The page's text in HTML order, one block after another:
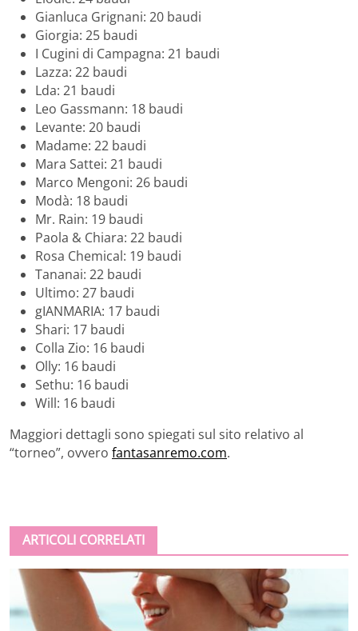
Gianluca Grignani: 20 baudi
Giorgia: 25 baudi
I Cugini di Campagna: 21 baudi
Lazza: 22 baudi
Lda: 21 baudi
Leo Gassmann: 18 baudi
Levante: 20 baudi
Madame: 22 baudi
Mara Sattei: 21 baudi
Marco Mengoni: 26 baudi
Modà: 18 baudi
Mr. Rain: 19 baudi
Paola & Chiara: 22 baudi
Rosa Chemical: 19 baudi
Tananai: 22 baudi
Ultimo: 27 baudi
gIANMARIA: 17 baudi
Shari: 17 baudi
Colla Zio: 16 baudi
Olly: 16 baudi
Sethu: 16 baudi
Will: 16 baudi
Maggiori dettagli sono spiegati sul sito relativo al
“torneo”, ovvero fantasanremo.com.
ARTICOLI CORRELATI